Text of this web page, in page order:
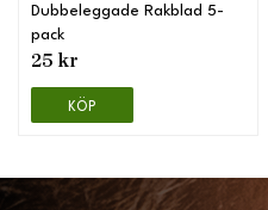
Dubbeleggade Rakblad 5-
pack
25 kr
KÖP